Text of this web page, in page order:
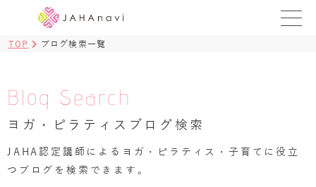
BLOG
ヨガ資格講座 ›
TOP ブログ検索一覧
Blog Search
ヨガ・ピラティスブログ検索
JAHA認定講師によるヨガ・ピラティス・子育てに役立
つブログを検索できます。